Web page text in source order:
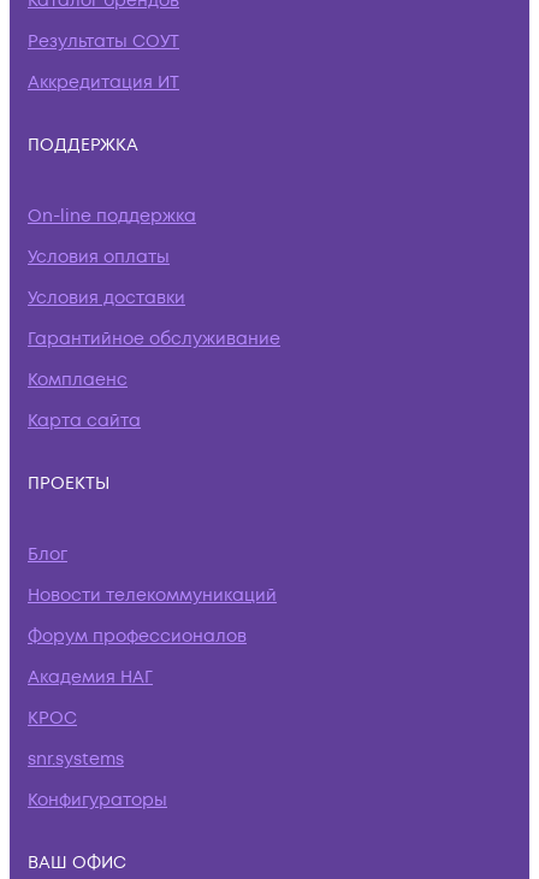
Результаты СОУТ
Аккредитация ИТ
ПОДДЕРЖКА
On-line поддержка
Условия оплаты
Условия доставки
Гарантийное обслуживание
Комплаенс
Карта сайта
ПРОЕКТЫ
Блог
Новости телекоммуникаций
Форум профессионалов
Академия НАГ
КРОС
snr.systems
Конфигураторы
ВАШ ОФИС